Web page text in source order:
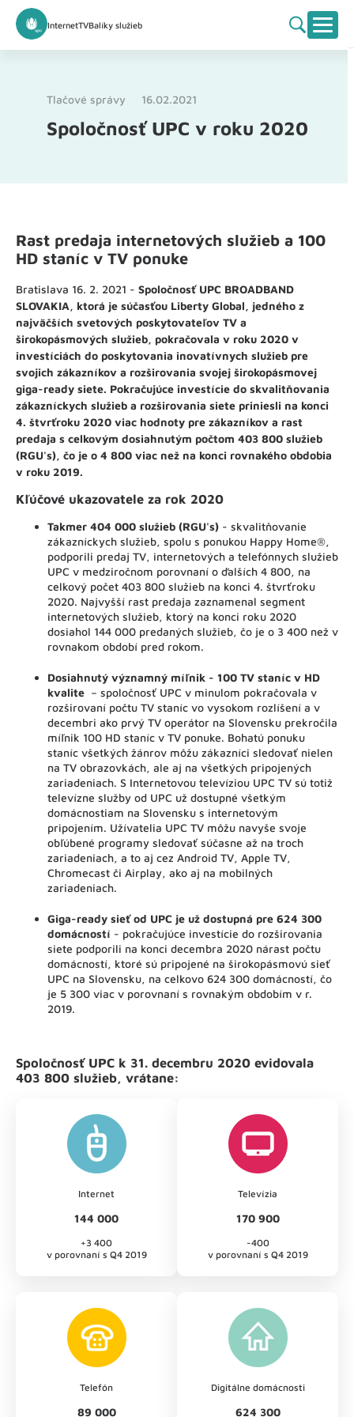
InternetTVBalíky služieb
Tlačové správy 16.02.2021
Spoločnosť UPC v roku 2020
Rast predaja internetových služieb a 100
HD staníc v TV ponuke
Bratislava 16. 2. 2021 - Spoločnosť UPC BROADBAND
SLOVAKIA, ktorá je súčasťou Liberty Global, jedného z
najväčších svetových poskytovateľov TV a
širokopásmových služieb, pokračovala v roku 2020 v
investíciách do poskytovania inovatívnych služieb pre
svojich zákazníkov a rozširovania svojej širokopásmovej
giga-ready siete. Pokračujúce investície do skvalitňovania
zákazníckych služieb a rozširovania siete priniesli na konci
4. štvrťroku 2020 viac hodnoty pre zákazníkov a rast
predaja s celkovým dosiahnutým počtom 403 800 služieb
(RGU's), čo je o 4 800 viac než na konci rovnakého obdobia
v roku 2019.
Kľúčové ukazovatele za rok 2020
Takmer 404 000 služieb (RGU's) - skvalitňovanie
zákazníckych služieb, spolu s ponukou Happy Home®,
podporili predaj TV, internetových a telefónnych služieb
UPC v medziročnom porovnaní o ďalších 4 800, na
celkový počet 403 800 služieb na konci 4. štvrťroku
2020. Najvyšší rast predaja zaznamenal segment
internetových služieb, ktorý na konci roku 2020
dosiahol 144 000 predaných služieb, čo je o 3 400 než v
rovnakom období pred rokom.
Dosiahnutý významný míľnik - 100 TV staníc v HD
kvalite – spoločnosť UPC v minulom pokračovala v
rozširovaní počtu TV staníc vo vysokom rozlíšení a v
decembri ako prvý TV operátor na Slovensku prekročila
míľnik 100 HD staníc v TV ponuke. Bohatú ponuku
staníc všetkých žánrov môžu zákazníci sledovať nielen
na TV obrazovkách, ale aj na všetkých pripojených
zariadeniach. S Internetovou televíziou UPC TV sú totiž
televízne služby od UPC už dostupné všetkým
domácnostiam na Slovensku s internetovým
pripojením. Užívatelia UPC TV môžu navyše svoje
obľúbené programy sledovať súčasne až na troch
zariadeniach, a to aj cez Android TV, Apple TV,
Chromecast či Airplay, ako aj na mobilných
zariadeniach.
Giga-ready sieť od UPC je už dostupná pre 624 300
domácností - pokračujúce investície do rozširovania
siete podporili na konci decembra 2020 nárast počtu
domácností, ktoré sú pripojené na širokopásmovú sieť
UPC na Slovensku, na celkovo 624 300 domácností, čo
je 5 300 viac v porovnaní s rovnakým obdobím v r.
2019.
Spoločnosť UPC k 31. decembru 2020 evidovala
403 800 služieb, vrátane:
Internet
144 000
+3 400
v porovnaní s Q4 2019
Televízia
170 900
-400
v porovnaní s Q4 2019
Telefón
89 000
Digitálne domácnosti
624 300